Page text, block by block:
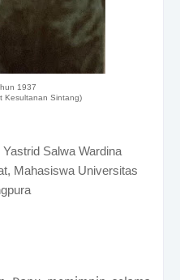
1937
Kesultanan Sintang)
Salwa Wardina
Mahasiswa Universitas